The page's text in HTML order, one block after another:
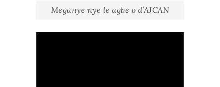
Meganye nye le agbe o d’AJCAN